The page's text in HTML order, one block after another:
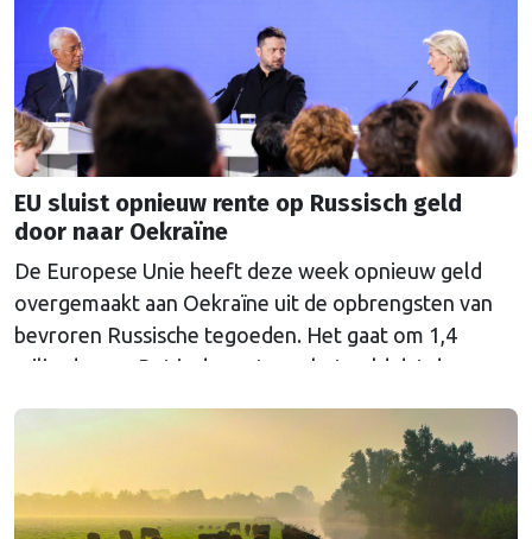
EU sluist opnieuw rente op Russisch geld
door naar Oekraïne
De Europese Unie heeft deze week opnieuw geld
overgemaakt aan Oekraïne uit de opbrengsten van
bevroren Russische tegoeden. Het gaat om 1,4
miljard euro. Dat is de rente op het geld dat de
Euroclear parkeerde. De EU bevroor dat geld na de
Continued